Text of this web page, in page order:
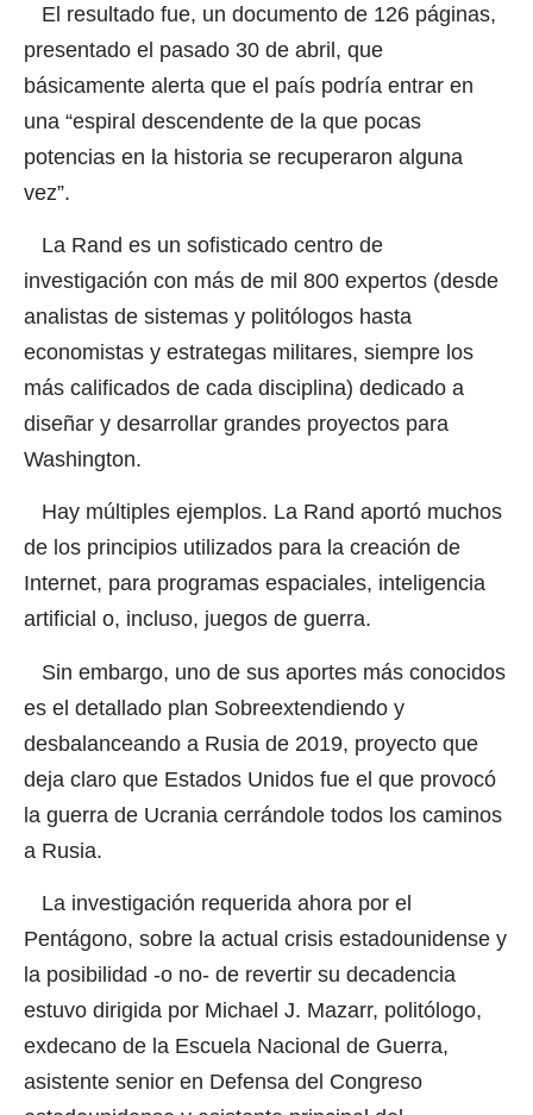
El resultado fue, un documento de 126 páginas,
presentado el pasado 30 de abril, que
básicamente alerta que el país podría entrar en
una “espiral descendente de la que pocas
potencias en la historia se recuperaron alguna
vez”.
La Rand es un sofisticado centro de
investigación con más de mil 800 expertos (desde
analistas de sistemas y politólogos hasta
economistas y estrategas militares, siempre los
más calificados de cada disciplina) dedicado a
diseñar y desarrollar grandes proyectos para
Washington.
Hay múltiples ejemplos. La Rand aportó muchos
de los principios utilizados para la creación de
Internet, para programas espaciales, inteligencia
artificial o, incluso, juegos de guerra.
Sin embargo, uno de sus aportes más conocidos
es el detallado plan Sobreextendiendo y
desbalanceando a Rusia de 2019, proyecto que
deja claro que Estados Unidos fue el que provocó
la guerra de Ucrania cerrándole todos los caminos
a Rusia.
La investigación requerida ahora por el
Pentágono, sobre la actual crisis estadounidense y
la posibilidad -o no- de revertir su decadencia
estuvo dirigida por Michael J. Mazarr, politólogo,
exdecano de la Escuela Nacional de Guerra,
asistente senior en Defensa del Congreso